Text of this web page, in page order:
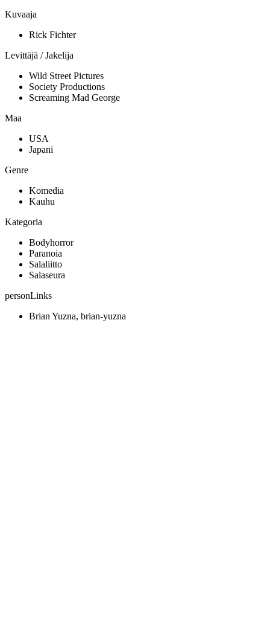
Kuvaaja
Rick Fichter
Levittäjä / Jakelija
Wild Street Pictures
Society Productions
Screaming Mad George
Maa
USA
Japani
Genre
Komedia
Kauhu
Kategoria
Bodyhorror
Paranoia
Salaliitto
Salaseura
personLinks
Brian Yuzna, brian-yuzna